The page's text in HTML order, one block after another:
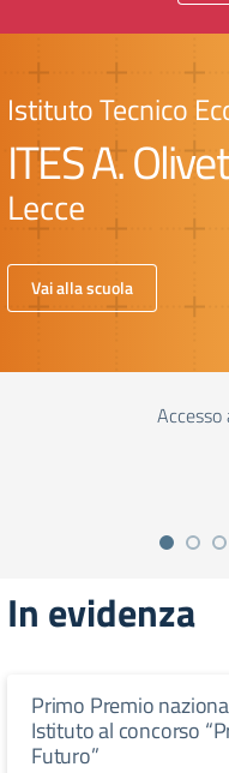
Istituto Tecnico
ITES A.
Lecce
Vai alla scuola
In evidenza
Primo Premio
Istituto al concorso
Futuro”